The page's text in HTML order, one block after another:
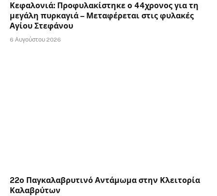
Κεφαλονιά: Προφυλακίστηκε ο 44χρονος για τη
μεγάλη πυρκαγιά – Μεταφέρεται στις φυλακές
Αγίου Στεφάνου
6 Αυγούστου 2026
22ο Παγκαλαβρυτινό Αντάμωμα στην Κλειτορία
Καλαβρύτων